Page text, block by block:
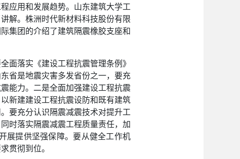
应用和发展趋势。山东建筑大学工
解。株洲时代新材料科技股份有限
集团的介绍了建筑隔震橡胶支座和
面落实《建设工程抗震管理条例》
省是地震灾害多发省份之一，要充
能力。二是全面加强建设工程抗震
新建建设工程抗震设防和既有建筑
要充分认识隔震减震技术对提升工
时落实隔震减震工程质量责任，加
展提供坚强保障。要从健全工作机
贯彻到位。